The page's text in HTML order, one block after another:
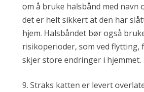
om å bruke halsbånd med navn
det er helt sikkert at den har
hjem. Halsbåndet bør også
risikoperioder, som ved flytting,
skjer store endringer i hjemmet.
9. Straks katten er levert